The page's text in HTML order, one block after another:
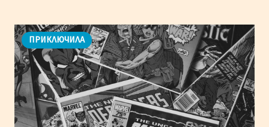
ПРИКЛЮЧИЛА